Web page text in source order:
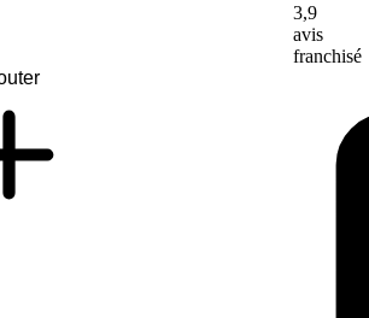
3,9
avis
franchisé